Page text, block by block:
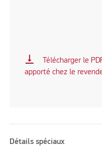
vertical_align_bottom
Télécharger le
apporté chez le
Détails spéciaux